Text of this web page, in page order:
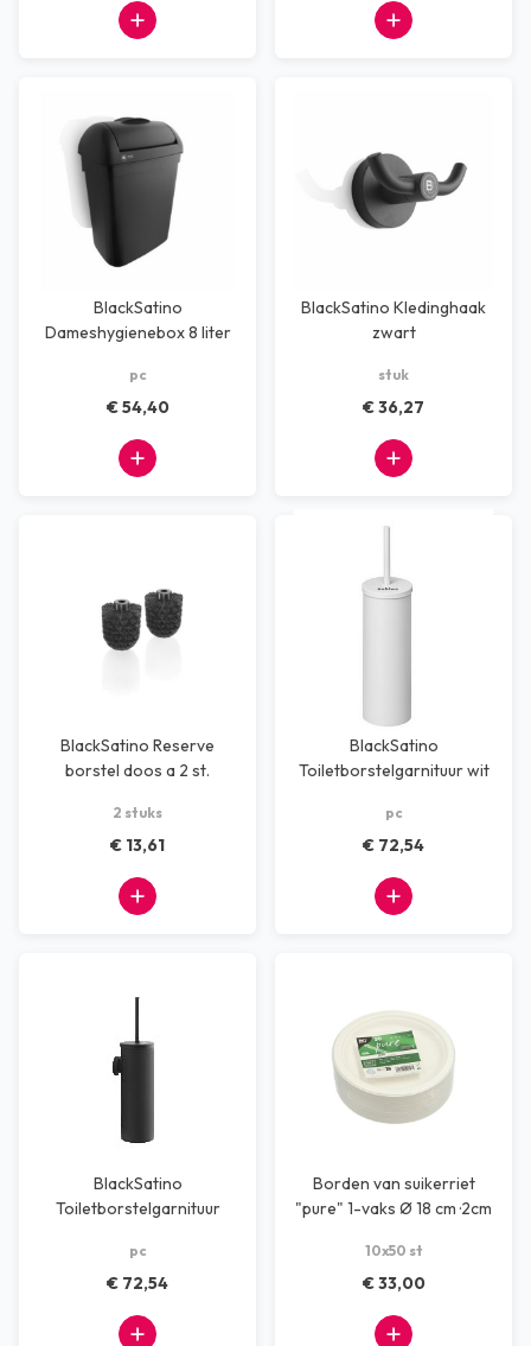
BlackSatino
Dameshygienebox 8 liter
pc
€ 54,40
BlackSatino Kledinghaak
zwart
stuk
€ 36,27
BlackSatino Reserve
borstel doos a 2 st.
2 stuks
€ 13,61
BlackSatino
Toiletborstelgarnituur wit
pc
€ 72,54
BlackSatino
Toiletborstelgarnituur
pc
€ 72,54
Borden van suikerriet
"pure" 1-vaks Ø 18 cm ·2cm
10x50 st
€ 33,00